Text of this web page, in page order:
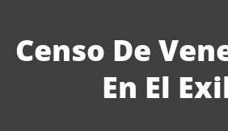
Censo De
En El